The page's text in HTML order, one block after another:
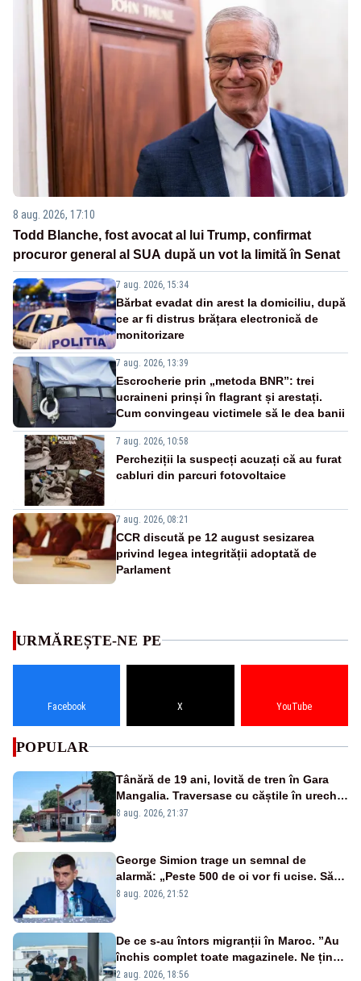
8 aug. 2026, 17:10
Todd Blanche, fost avocat al lui Trump, confirmat
procuror general al SUA după un vot la limită în Senat
7 aug. 2026, 15:34
Bărbat evadat din arest la domiciliu, după
ce ar fi distrus brățara electronică de
monitorizare
7 aug. 2026, 13:39
Escrocherie prin „metoda BNR”: trei
ucraineni prinși în flagrant și arestați.
Cum convingeau victimele să le dea banii
7 aug. 2026, 10:58
Percheziții la suspecți acuzați că au furat
cabluri din parcuri fotovoltaice
7 aug. 2026, 08:21
CCR discută pe 12 august sesizarea
privind legea integrității adoptată de
Parlament
URMĂREȘTE-NE PE
Facebook X YouTube
POPULAR
Tânără de 19 ani, lovită de tren în Gara
Mangalia. Traversase cu căștile în urechi
liniile printr-un loc nepermis
8 aug. 2026, 21:37
George Simion trage un semnal de
alarmă: „Peste 500 de oi vor fi ucise. Să
vedem dacă ciobanii vor fi despăgubiți”
8 aug. 2026, 21:52
De ce s-au întors migranții în Maroc. ”Au
închis complet toate magazinele. Ne țin
flămânzi ca să plecăm”
2 aug. 2026, 18:56